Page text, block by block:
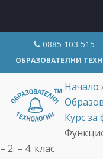
0885 103 515
ОБРАЗОВАТЕЛНИ
Начало
Курс
– 2. – 4. клас